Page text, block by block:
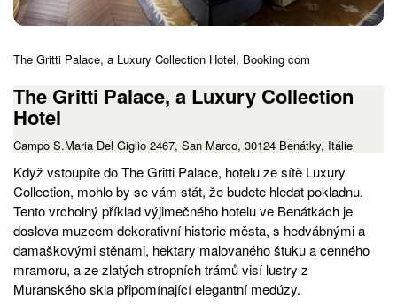
The Gritti Palace, a Luxury Collection Hotel, Booking com
The Gritti Palace, a Luxury Collection
Hotel
Campo S.Maria Del Giglio 2467, San Marco, 30124 Benátky, Itálie
Když vstoupíte do The Gritti Palace, hotelu ze sítě Luxury
Collection, mohlo by se vám stát, že budete hledat pokladnu.
Tento vrcholný příklad výjimečného hotelu ve Benátkách je
doslova muzeem dekorativní historie města, s hedvábnými a
damaškovými stěnami, hektary malovaného štuku a cenného
mramoru, a ze zlatých stropních trámů visí lustry z
Muranského skla připomínající elegantní medúzy.